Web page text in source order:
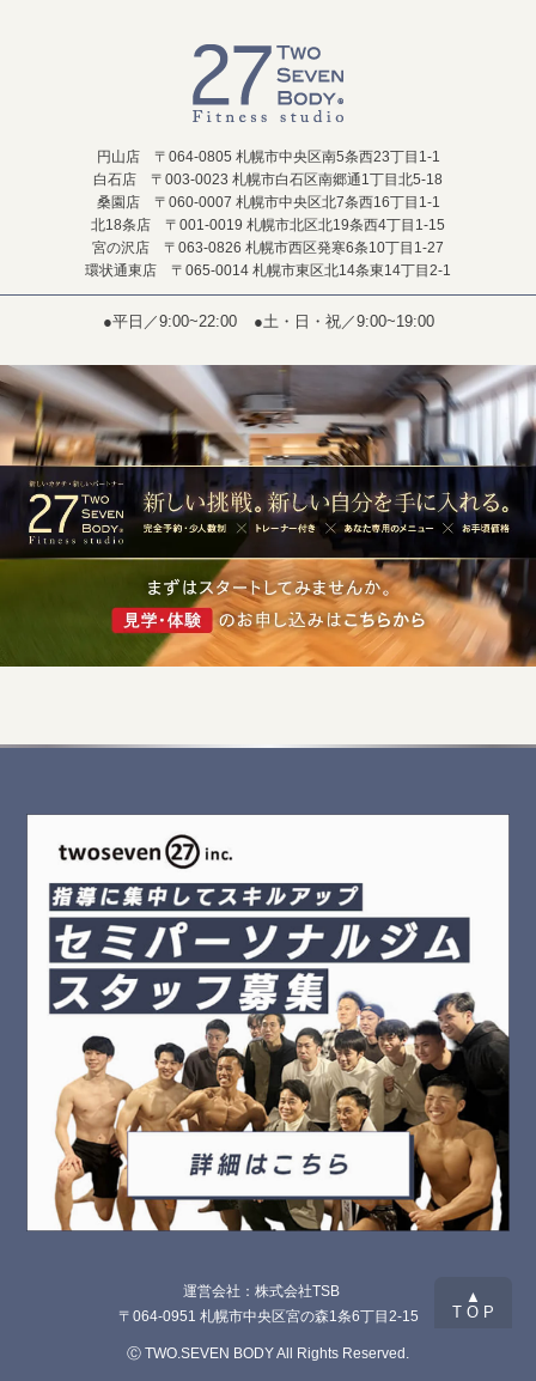
▲
T O P
円山店 〒064-0805 札幌市中央区南5条西23丁目1-1
白石店 〒003-0023 札幌市白石区南郷通1丁目北5-18
桑園店 〒060-0007 札幌市中央区北7条西16丁目1-1
北18条店 〒001-0019 札幌市北区北19条西4丁目1-15
宮の沢店 〒063-0826 札幌市西区発寒6条10丁目1-27
環状通東店 〒065-0014 札幌市東区北14条東14丁目2-1
●平日／9:00~22:00 ●土・日・祝／9:00~19:00
運営会社：株式会社TSB
〒064-0951 札幌市中央区宮の森1条6丁目2-15
Ⓒ TWO.SEVEN BODY All Rights Reserved.